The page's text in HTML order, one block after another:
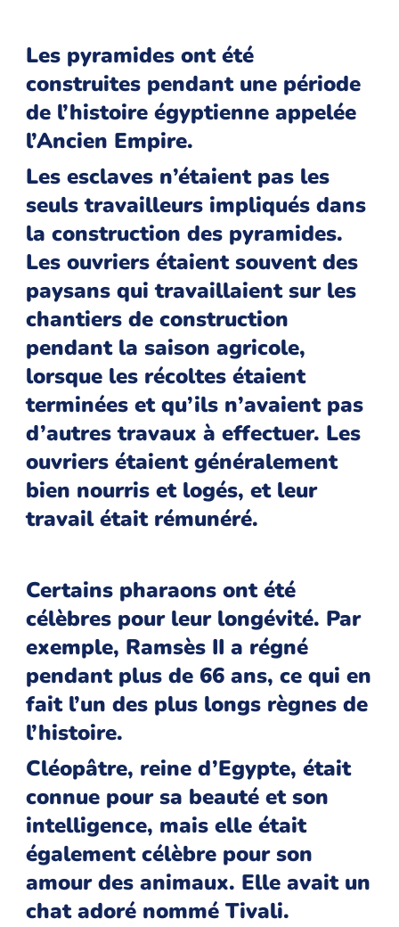
Les pyramides ont été
construites pendant une période
de l’histoire égyptienne appelée
l’Ancien Empire.
Les esclaves n’étaient pas les
seuls travailleurs impliqués dans
la construction des pyramides.
Les ouvriers étaient souvent des
paysans qui travaillaient sur les
chantiers de construction
pendant la saison agricole,
lorsque les récoltes étaient
terminées et qu’ils n’avaient pas
d’autres travaux à effectuer. Les
ouvriers étaient généralement
bien nourris et logés, et leur
travail était rémunéré.
Certains pharaons ont été
célèbres pour leur longévité. Par
exemple, Ramsès II a régné
pendant plus de 66 ans, ce qui en
fait l’un des plus longs règnes de
l’histoire.
Cléopâtre, reine d’Egypte, était
connue pour sa beauté et son
intelligence, mais elle était
également célèbre pour son
amour des animaux. Elle avait un
chat adoré nommé Tivali.